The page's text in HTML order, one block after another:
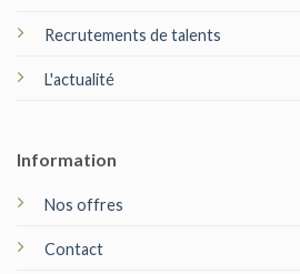
Recrutements de talents
L'actualité
Information
Nos offres
Contact